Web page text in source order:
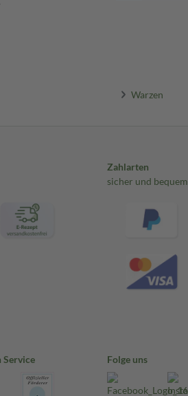
Warzen
Zahlarten
sicher und bequem
Service Folge uns